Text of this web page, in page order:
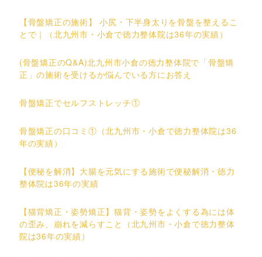
【骨盤矯正の施術】 小尻・下半身太りを骨盤を整えるこ
とで｜（北九州市・小倉で徳力整体院は36年の実績）
(骨盤矯正のQ&A)北九州市小倉の徳力整体院で「骨盤矯
正」の施術を受けるか悩んでいる方にお答え
骨盤矯正でセルフストレッチ①
骨盤矯正の口コミ①（北九州市・小倉で徳力整体院は36
年の実績）
【便秘を解消】大腸を元気にする施術で便秘解消・徳力
整体院は36年の実績
【猫背矯正・姿勢矯正】猫背・姿勢をよくする為には体
の歪み、崩れを減らすこと（北九州市・小倉で徳力整体
院は36年の実績）